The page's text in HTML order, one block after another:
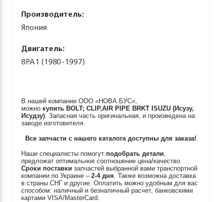
Производитель:
Япония
Двигатель:
8PA1 (1980-1997)
В нашей компании ООО «НОВА БУС»,
можно купить BOLT; CLIP,AIR PIPE BRKT ISUZU (Исузу,
Исудзу). Запасная часть оригинальная, и произведена на
заводе изготовителя.
Все запчасти с нашего каталога доступны для заказа!
Наши специалисты помогут подобрать детали,
предложат оптимальное соотношение цена/качество.
Сроки поставки запчастей выбранной вами транспортной
компании по Украине –2-4 дня. Также возможна доставка
в страны СНГ и другие. Оплатить можно удобным для вас
способом: наличный и безналичный расчет, банковскими
картами VISA/MasterCard.